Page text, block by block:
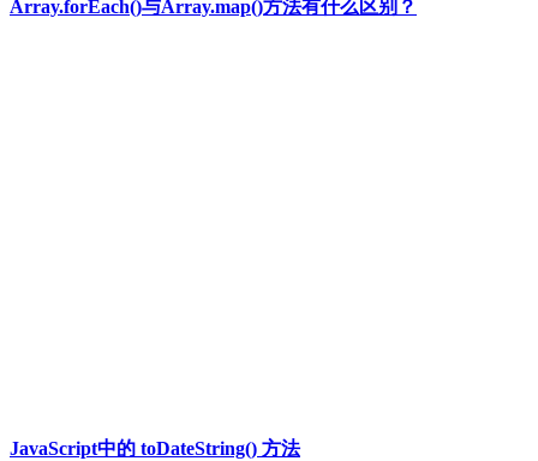
Array.forEach()与Array.map()方法有什么区别？
JavaScript中的 toDateString() 方法